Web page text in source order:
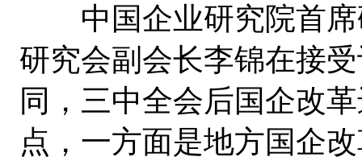
中国企业研究院首席
研究会副会长李锦在接
同，三中全会后国企改
点，一方面是地方国企